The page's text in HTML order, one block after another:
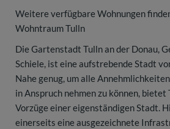
Weitere verfügbare Wohnungen
Wohntraum Tulln
Die Gartenstadt Tulln an der Donau,
Schiele, ist eine aufstrebende Stadt
Nahe genug, um alle
in Anspruch nehmen zu können,
Vorzüge einer eigenständigen Stadt.
einerseits eine ausgezeichnete